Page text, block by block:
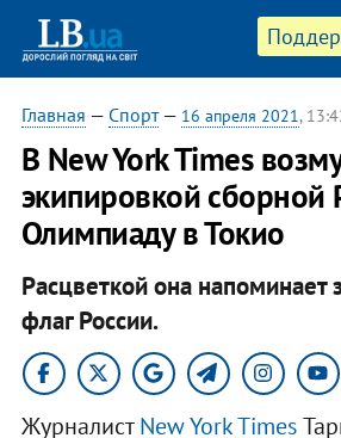
Главная — Спорт— 16 апреля 2021,
В New York Times
экипировкой сборной
Олимпиаду в Токио
Расцветкой она
флаг России.
ЖурналистNew York Times